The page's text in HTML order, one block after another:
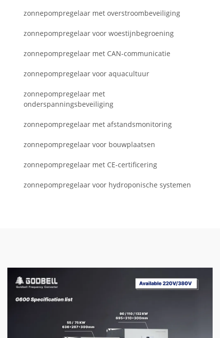
zonnepompregelaar met overstroombeveiliging
zonnepompregelaar voor woestijnbegroening
zonnepompregelaar met CAN-communicatie
zonnepompregelaar voor aquacultuur
zonnepompregelaar met
onderspanningsbeveiliging
zonnepompregelaar met afstandsmonitoring
zonnepompregelaar voor bouwplaatsen
zonnepompregelaar met CE-certificering
zonnepompregelaar voor hydroponische systemen